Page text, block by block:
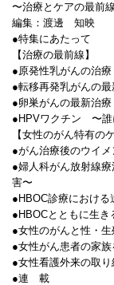
〜治療とケアの最前
編集：渡邊 知映
●特集にあたって
【治療の最前線】
●原発性乳がんの治
●転移再発乳がんの
●卵巣がんの最新治
●HPVワクチン 〜誰
【女性のがん特有のケ
●がん治療後のウイ
●婦人科がん放射線
害〜
●HBOC診療におけ
●HBOCとともに生
●女性のがんと性・生
●女性がん患者の家族
●女性看護外来の取り
●連 載